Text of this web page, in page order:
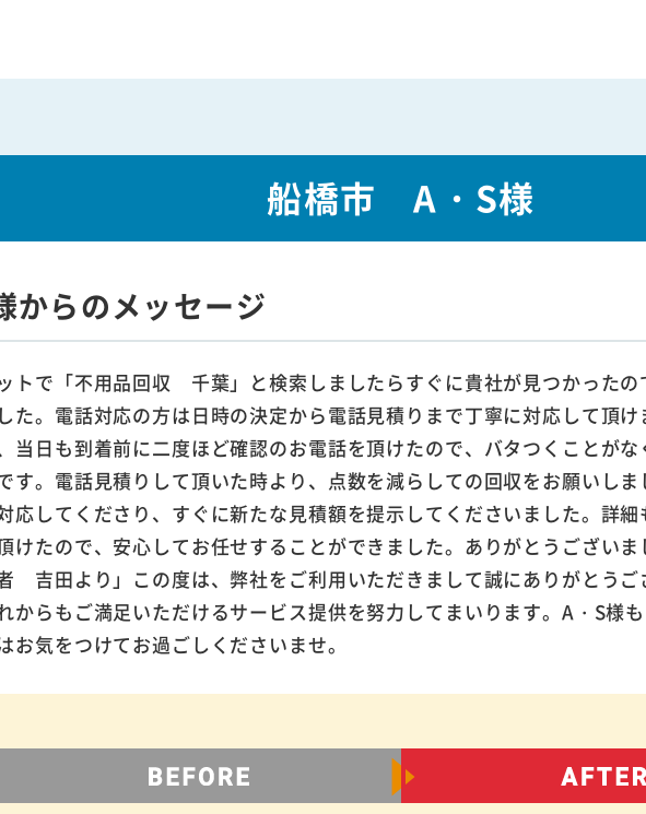
船橋市 A・S様
からのメッセージ
トで「不用品回収 千葉」と検索しましたらすぐに貴社が見つかったの
た。電話対応の方は日時の決定から電話見積りまで丁寧に対応して頂け
当日も到着前に二度ほど確認のお電話を頂けたので、バタつくことがな
す。電話見積りして頂いた時より、点数を減らしての回収をお願いしま
応してくださり、すぐに新たな見積額を提示してくださいました。詳細
けたので、安心してお任せすることができました。ありがとうございま
吉田より」この度は、弊社をご利用いただきまして誠にありがとうご
からもご満足いただけるサービス提供を努力してまいります。A・S様
お気をつけてお過ごしくださいませ。